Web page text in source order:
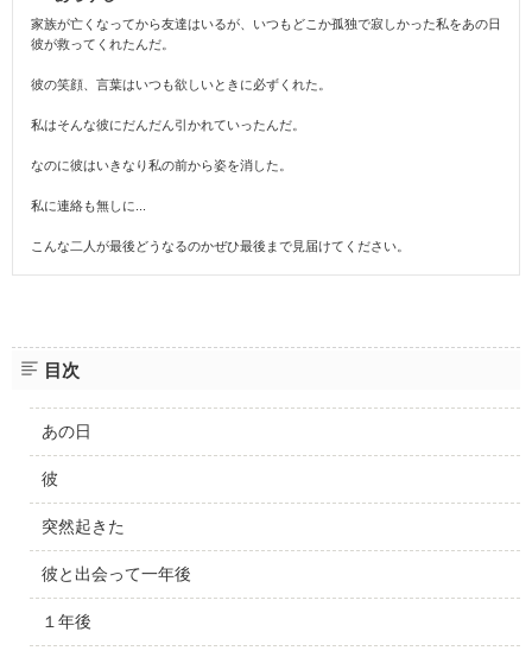
家族が亡くなってから友達はいるが、いつもどこか孤独で寂しかった私をあの日
彼が救ってくれたんだ。
彼の笑顔、言葉はいつも欲しいときに必ずくれた。
私はそんな彼にだんだん引かれていったんだ。
なのに彼はいきなり私の前から姿を消した。
私に連絡も無しに...
こんな二人が最後どうなるのかぜひ最後まで見届けてください。
目次
あの日
彼
突然起きた
彼と出会って一年後
１年後